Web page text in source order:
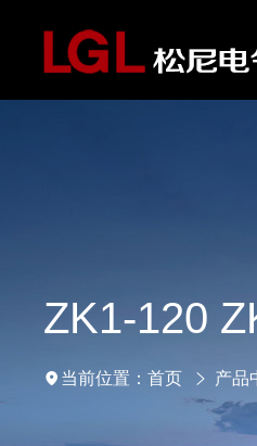
ZK1-120
当前位置：首页 产品